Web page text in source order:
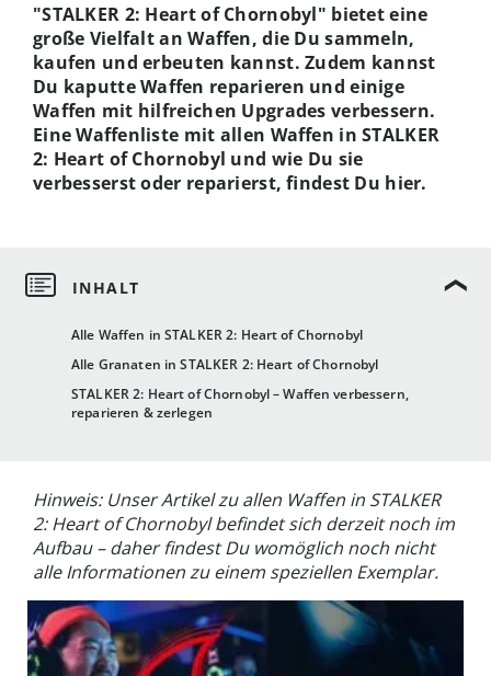
Alle Waffen in STALKER 2: Heart of Chornobyl
Alle Granaten in STALKER 2: Heart of Chornobyl
STALKER 2: Heart of Chornobyl – Waffen verbessern,
reparieren & zerlegen
"STALKER 2: Heart of Chornobyl" bietet eine
große Vielfalt an Waffen, die Du sammeln,
kaufen und erbeuten kannst. Zudem kannst
Du kaputte Waffen reparieren und einige
Waffen mit hilfreichen Upgrades verbessern.
Eine Waffenliste mit allen Waffen in STALKER
2: Heart of Chornobyl und wie Du sie
verbesserst oder reparierst, findest Du hier.
Hinweis: Unser Artikel zu allen Waffen in STALKER
2: Heart of Chornobyl befindet sich derzeit noch im
Aufbau – daher findest Du womöglich noch nicht
alle Informationen zu einem speziellen Exemplar.